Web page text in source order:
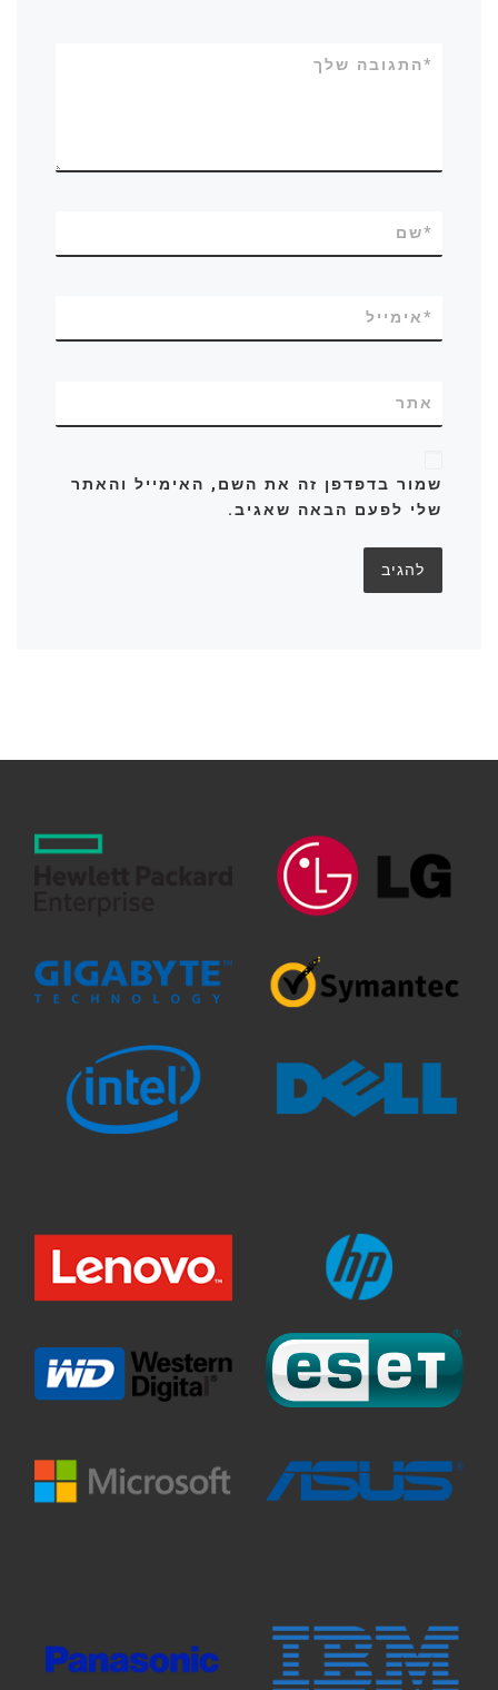
התגובה שלך*
שם*
אימייל*
אתר
שמור בדפדפן זה את השם, האימייל והאתר
שלי לפעם הבאה שאגיב.